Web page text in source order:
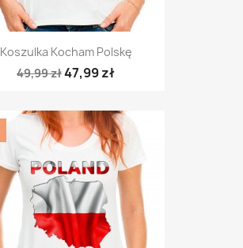
Koszulka Kocham Polskę
49,99 zł47,99 zł